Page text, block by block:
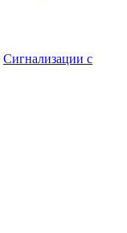
Сигнализации с